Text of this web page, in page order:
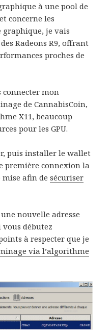
à une pool de
concerne les
je vais
Radeons R9, offrant
proches de
connecter mon
de CannabisCoin,
X11, beaucoup
pour les GPU.
puis installer le wallet
première connexion la
mise afin desécuriser
nouvelle adresse
vous débutez
à respecter que je
via l’algorithme